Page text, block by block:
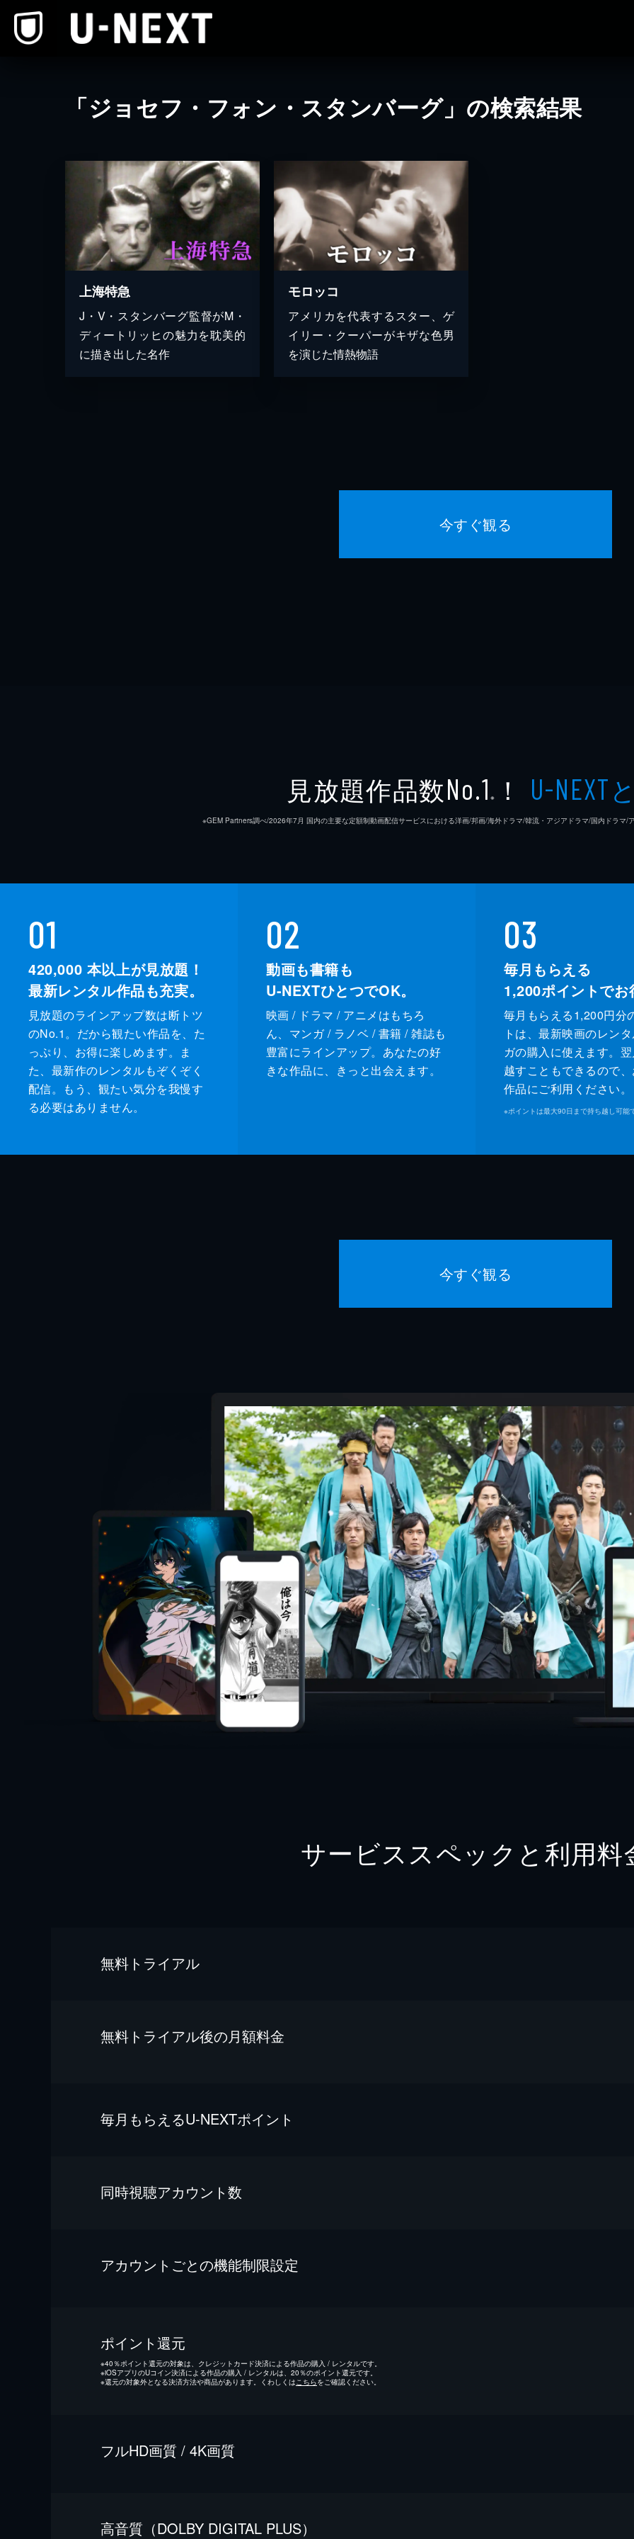
「ジョセフ・フォン・スタンバーグ」の検索結果
上海特急
J・V・スタンバーグ監督がM・
ディートリッヒの魅力を耽美的
に描き出した名作
モロッコ
アメリカを代表するスター、ゲ
イリー・クーパーがキザな色男
を演じた情熱物語
今すぐ観る
見放題作品数No.1 ※ ！ U-NEXT
※GEM Partners調べ/2026年7⽉ 国内の主要な定額制動画配信サービスにおける洋画/邦画/海外ドラマ/韓流・アジアドラマ/国内ドラマ/
01
420,000 本以上が見放題！
最新レンタル作品も充実。
見放題のラインアップ数は断トツ
のNo.1。だから観たい作品を、た
っぷり、お得に楽しめます。ま
た、最新作のレンタルもぞくぞく
配信。もう、観たい気分を我慢す
る必要はありません。
02
動画も書籍も
U-NEXTひとつでOK。
映画 / ドラマ / アニメはもちろ
ん、マンガ / ラノベ / 書籍 / 雑誌も
豊富にラインアップ。あなたの好
きな作品に、きっと出会えます。
03
毎月もらえる
1,200ポイントでお
毎月もらえる1,200円分
トは、最新映画のレン
ガの購入に使えます。
越すこともできるので
作品にご利用ください。
※ポイントは最大90日まで持ち越し可能
今すぐ観る
サービススペックと利用料
無料トライアル
無料トライアル後の⽉額料金
毎⽉もらえるU-NEXTポイント
同時視聴アカウント数
アカウントごとの機能制限設定
ポイント還元
※40％ポイント還元の対象は、クレジットカード決済による作品の購入 / レンタルです。
※iOSアプリのUコイン決済による作品の購入 / レンタルは、20％のポイント還元です。
※還元の対象外となる決済方法や商品があります。くわしくは こちらをご確認ください。
フルHD画質 / 4K画質
⾼⾳質（DOLBY DIGITAL PLUS）